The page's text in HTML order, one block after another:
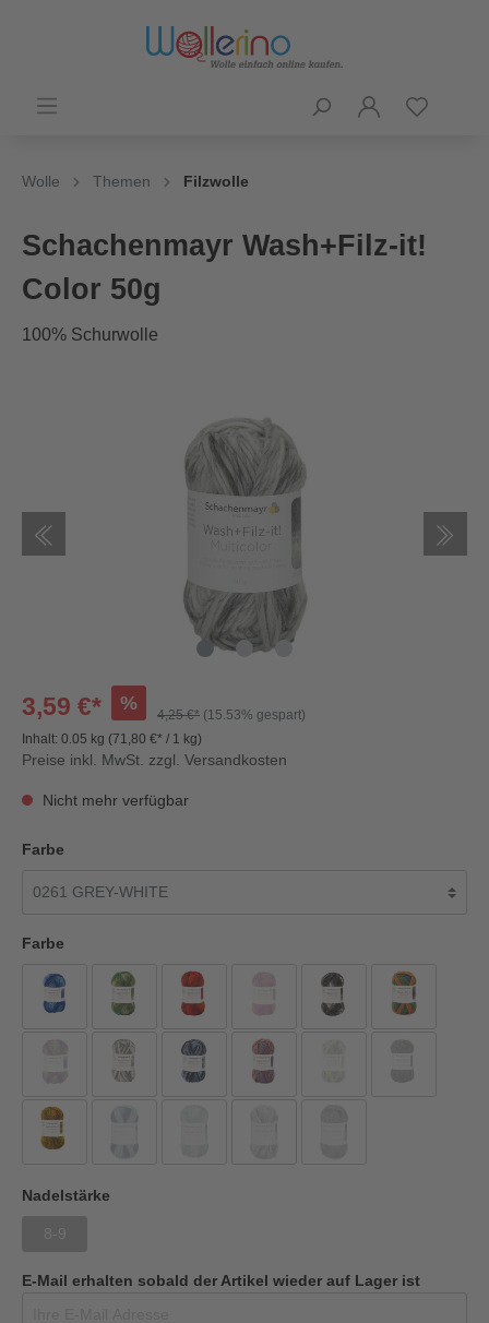
Wolle Themen Filzwolle
Schachenmayr Wash+Filz-it!
Color 50g
100% Schurwolle
3,59 €* %
4,25 €* (15.53% gespart)
Inhalt: 0.05 kg (71,80 €* / 1 kg)
Preise inkl. MwSt. zzgl. Versandkosten
Nicht mehr verfügbar
Farbe
Farbe
Nadelstärke
E-Mail erhalten sobald der Artikel wieder auf Lager ist